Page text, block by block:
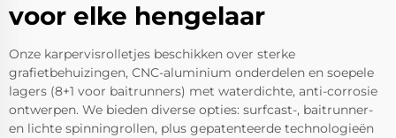
voor elke hengelaar
Onze karpervisrolletjes beschikken over sterke
grafietbehuizingen, CNC-aluminium onderdelen en soepele
lagers (8+1 voor baitrunners) met waterdichte, anti-corrosie
ontwerpen. We bieden diverse opties: surfcast-, baitrunner-
en lichte spinningrollen, plus gepatenteerde technologieën